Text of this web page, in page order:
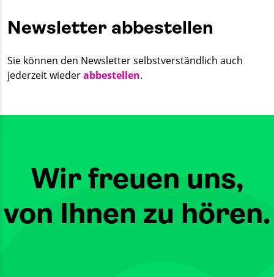
Newsletter abbestellen
Sie können den Newsletter selbstverständlich auch
jederzeit wiederabbestellen.
Wir freuen uns,
von Ihnen zu hören.